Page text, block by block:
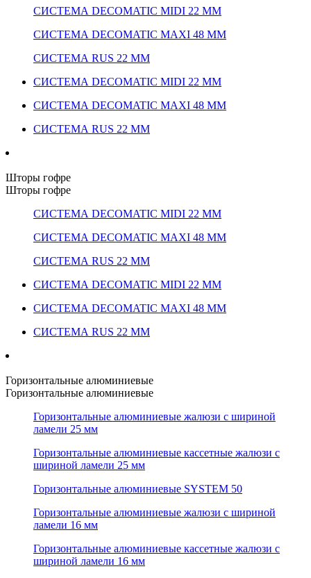
СИСТЕМА DECOMATIC MIDI 22 ММ
СИСТЕМА DECOMATIC MAXI 48 ММ
СИСТЕМА RUS 22 ММ
СИСТЕМА DECOMATIC MIDI 22 ММ
СИСТЕМА DECOMATIC MAXI 48 ММ
СИСТЕМА RUS 22 ММ
Шторы гофре
Шторы гофре
СИСТЕМА DECOMATIC MIDI 22 ММ
СИСТЕМА DECOMATIC MAXI 48 ММ
СИСТЕМА RUS 22 ММ
СИСТЕМА DECOMATIC MIDI 22 ММ
СИСТЕМА DECOMATIC MAXI 48 ММ
СИСТЕМА RUS 22 ММ
Горизонтальные алюминиевые
Горизонтальные алюминиевые
Горизонтальные алюминиевые жалюзи с шириной
ламели 25 мм
Горизонтальные алюминиевые кассетные жалюзи с
шириной ламели 25 мм
Горизонтальные алюминиевые SYSTEM 50
Горизонтальные алюминиевые жалюзи с шириной
ламели 16 мм
Горизонтальные алюминиевые кассетные жалюзи с
шириной ламели 16 мм